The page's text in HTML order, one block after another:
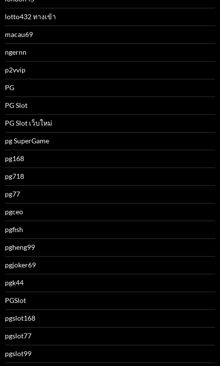
lotto432 ทางเข้า
macau69
ngernn
p2vvip
PG
PG Slot
PG Slot เว็บใหม่
pg SuperGame
pg168
pg718
pg77
pgceo
pgfish
pgheng99
pgjoker69
pgk44
PGSlot
pgslot168
pgslot77
pgslot99